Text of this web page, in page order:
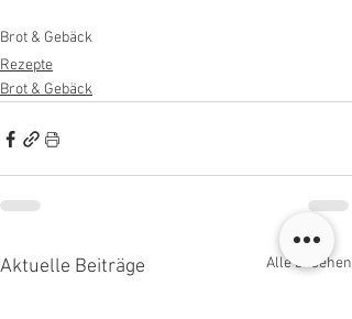
Brot & Gebäck
Rezepte
Brot & Gebäck
Aktuelle Beiträge Alle ansehen